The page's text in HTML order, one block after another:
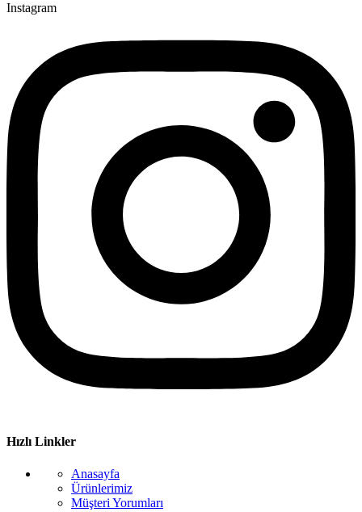
Instagram
Hızlı Linkler
Anasayfa
Ürünlerimiz
Müşteri Yorumları